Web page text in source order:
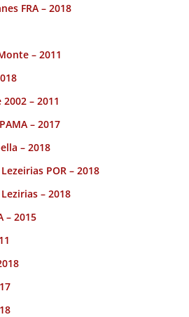
FRA – 2018
– 2011
– 2011
– 2017
– 2018
POR – 2018
– 2018
– 2015